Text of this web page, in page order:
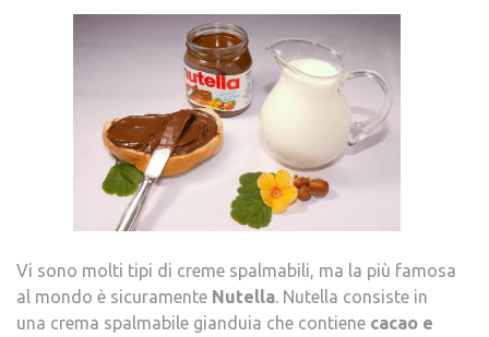
Vi sono molti tipi di creme spalmabili, ma la più famosa
al mondo è sicuramente Nutella. Nutella consiste in
una crema spalmabile gianduia che contiene cacao e